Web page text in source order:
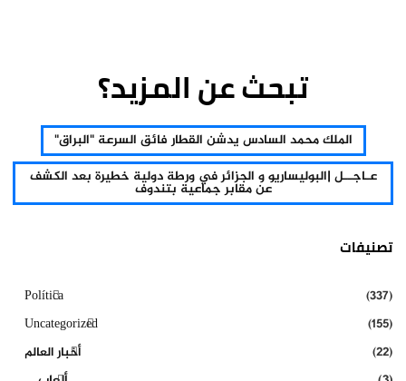
تبحث عن المزيد؟
الملك محمد السادس يدشن القطار فائق السرعة "البراق"
عـاجــل |البوليساريو و الجزائر في ورطة دولية خطيرة بعد الكشف
عن مقابر جماعية بتندوف
تصنيفات
Política
(337)
Uncategorized
(155)
أخبار العالم
(22)